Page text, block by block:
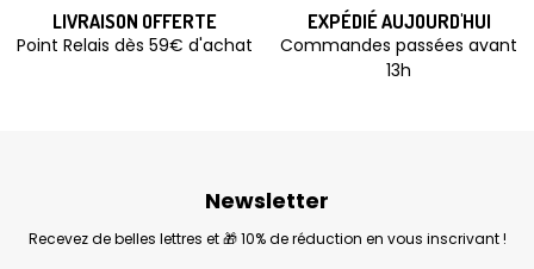
LIVRAISON OFFERTE
Point Relais dès 59€ d'achat
EXPÉDIÉ AUJOURD'HUI
Commandes passées avant
13h
Newsletter
Recevez de belles lettres et 🎁 10% de réduction en vous inscrivant !